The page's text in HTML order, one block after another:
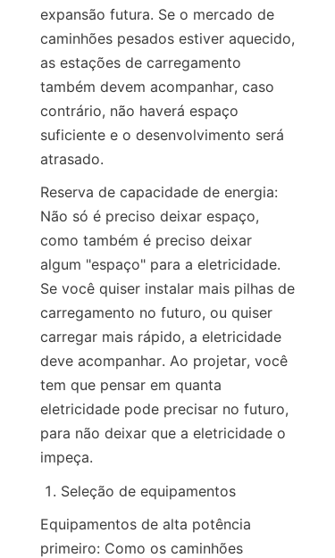
expansão futura. Se o mercado de
caminhões pesados estiver aquecido,
as estações de carregamento
também devem acompanhar, caso
contrário, não haverá espaço
suficiente e o desenvolvimento será
atrasado.
Reserva de capacidade de energia:
Não só é preciso deixar espaço,
como também é preciso deixar
algum "espaço" para a eletricidade.
Se você quiser instalar mais pilhas de
carregamento no futuro, ou quiser
carregar mais rápido, a eletricidade
deve acompanhar. Ao projetar, você
tem que pensar em quanta
eletricidade pode precisar no futuro,
para não deixar que a eletricidade o
impeça.
Seleção de equipamentos
Equipamentos de alta potência
primeiro: Como os caminhões